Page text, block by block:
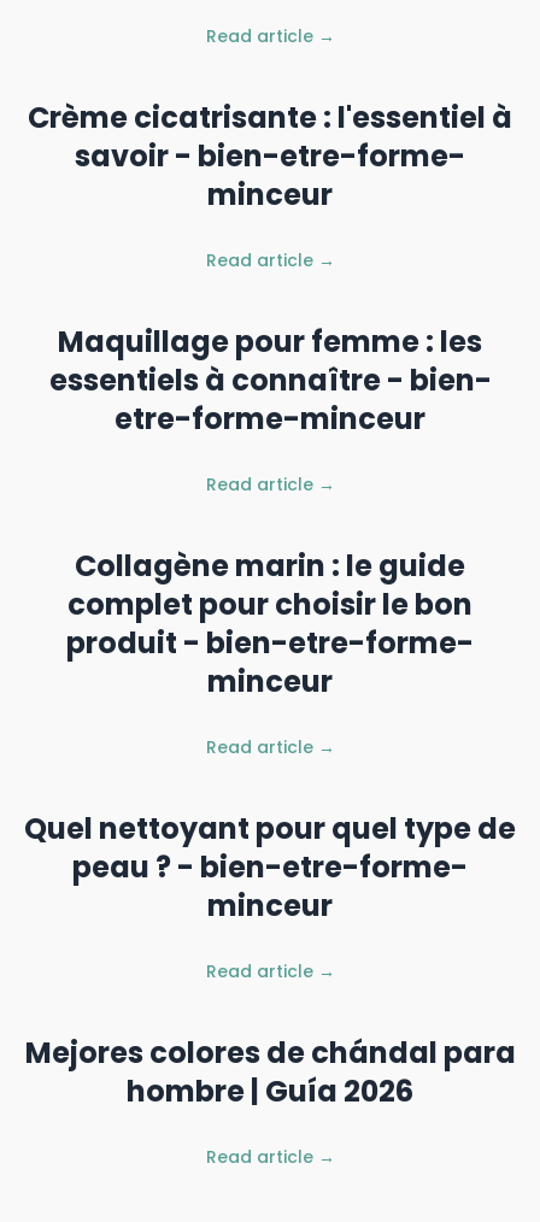
Read article →
Crème cicatrisante : l'essentiel à
savoir - bien-etre-forme-
minceur
Read article →
Maquillage pour femme : les
essentiels à connaître - bien-
etre-forme-minceur
Read article →
Collagène marin : le guide
complet pour choisir le bon
produit - bien-etre-forme-
minceur
Read article →
Quel nettoyant pour quel type de
peau ? - bien-etre-forme-
minceur
Read article →
Mejores colores de chándal para
hombre | Guía 2026
Read article →